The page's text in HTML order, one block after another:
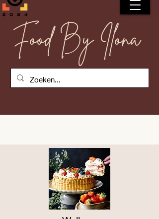
Food By Ilona